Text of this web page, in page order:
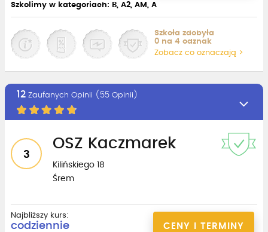
Szkolimy w kategoriach: B, A2, AM, A
Szkoła zdobyła
0 na 4 odznak
Zobacz co oznaczają >
12 Zaufanych Opinii (55 Opinii)
3
OSZ Kaczmarek
Kilińskiego 18
Śrem
CENY I TERMINY
Najbliższy kurs:
codziennie